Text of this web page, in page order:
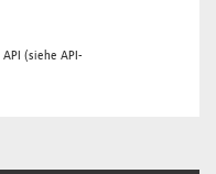
API (siehe API-